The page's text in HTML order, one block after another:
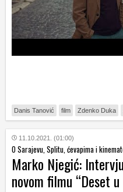
Danis Tanović film Zdenko Duka
11.10.2021. (01:00)
O Sarajevu, Splitu, ćevapima i
Marko Njegić:
novom filmu “Deset u